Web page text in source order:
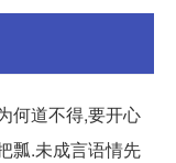
何道不得,要开心
瓢.未成言语情先